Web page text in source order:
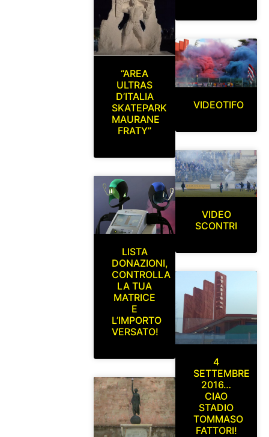
“AREA
ULTRAS
D’ITALIA
SKATEPARK
MAURANE
FRATY”
LISTA
DONAZIONI,
CONTROLLA
LA TUA
MATRICE
E
L’IMPORTO
VERSATO!
VIDEOTIFO
VIDEO
SCONTRI
4
SETTEMBRE
2016…
CIAO
STADIO
TOMMASO
FATTORI!